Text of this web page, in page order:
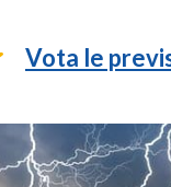
Vota le